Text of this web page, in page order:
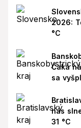
2026:
°C
Čaká
sa
nás
31 °C